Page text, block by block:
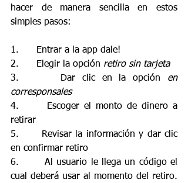
hacer de manera sencilla en estos
simples pasos:
1.      Entrar a la app dale!
2.      Elegir la opción retiro sin tarjeta
3.      Dar clic en la opción en
corresponsales
4.      Escoger el monto de dinero a
retirar
5.      Revisar la información y dar clic
en confirmar retiro
6.       Al usuario le llega un código el
cual deberá usar al momento del retiro.